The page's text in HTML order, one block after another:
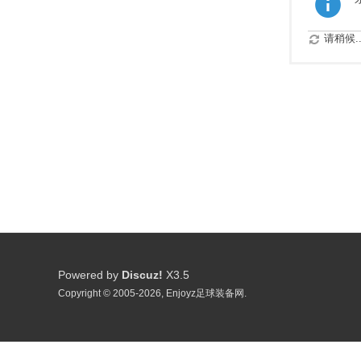
请稍候
Powered by Discuz! X3.5
Copyright © 2005-2026, Enjoyz足球装备网.